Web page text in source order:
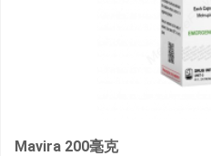
Mavira 200毫克